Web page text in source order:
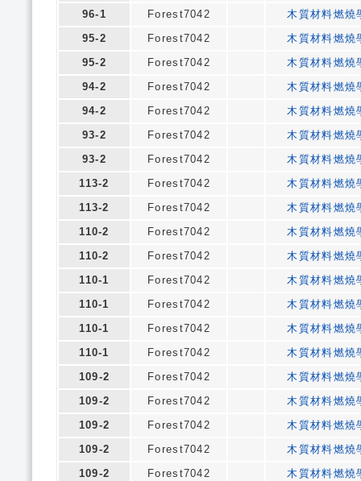
96-1
Forest7042
木質材料燃燒
95-2
Forest7042
木質材料燃燒
95-2
Forest7042
木質材料燃燒
94-2
Forest7042
木質材料燃燒
94-2
Forest7042
木質材料燃燒
93-2
Forest7042
木質材料燃燒
93-2
Forest7042
木質材料燃燒
113-2
Forest7042
木質材料燃燒
113-2
Forest7042
木質材料燃燒
110-2
Forest7042
木質材料燃燒
110-2
Forest7042
木質材料燃燒
110-1
Forest7042
木質材料燃燒
110-1
Forest7042
木質材料燃燒
110-1
Forest7042
木質材料燃燒
110-1
Forest7042
木質材料燃燒
109-2
Forest7042
木質材料燃燒
109-2
Forest7042
木質材料燃燒
109-2
Forest7042
木質材料燃燒
109-2
Forest7042
木質材料燃燒
109-2
Forest7042
木質材料燃燒